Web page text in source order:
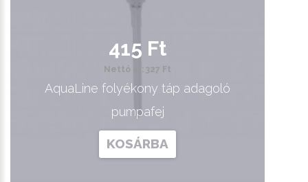
415 Ft
Nettó ár: 327 Ft
AquaLine folyékony táp adagoló
pumpafej
KOSÁRBA